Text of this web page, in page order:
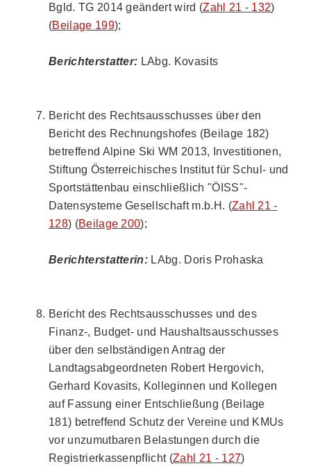
Bgld. TG 2014 geändert wird (Zahl 21 - 132)
(Beilage 199);
Berichterstatter: LAbg. Kovasits
Bericht des Rechtsausschusses über den
Bericht des Rechnungshofes (Beilage 182)
betreffend Alpine Ski WM 2013, Investitionen,
Stiftung Österreichisches Institut für Schul- und
Sportstättenbau einschließlich "ÖISS"-
Datensysteme Gesellschaft m.b.H. (Zahl 21 -
128) (Beilage 200);
Berichterstatterin: LAbg. Doris Prohaska
Bericht des Rechtsausschusses und des
Finanz-, Budget- und Haushaltsausschusses
über den selbständigen Antrag der
Landtagsabgeordneten Robert Hergovich,
Gerhard Kovasits, Kolleginnen und Kollegen
auf Fassung einer Entschließung (Beilage
181) betreffend Schutz der Vereine und KMUs
vor unzumutbaren Belastungen durch die
Registrierkassenpflicht (Zahl 21 - 127)